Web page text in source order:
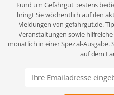
Rund um Gefahrgut bestens
bringt Sie wöchentlich auf den
Meldungen von gefahrgut.de.
Veranstaltungen sowie
monatlich in einer Spezial-Ausgabe.
auf dem